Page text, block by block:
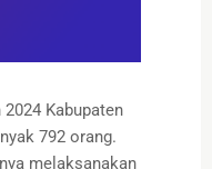
Kabupaten
792 orang.
melaksanakan